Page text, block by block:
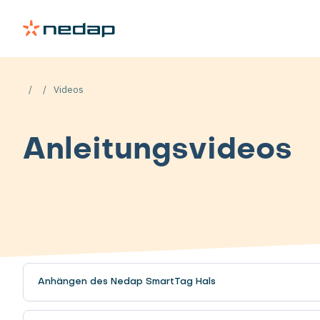
Videos
Anleitungsvideos
Anhängen des Nedap SmartTag Hals